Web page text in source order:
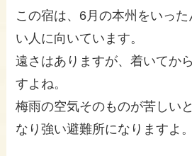
この宿は、6月の本州をいっ
い人に向いています。
遠さはありますが、着いてか
すよね。
梅雨の空気そのものが苦しい
なり強い避難所になりますよ。